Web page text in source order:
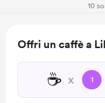
10
Offri un caffè a
☕ x 1